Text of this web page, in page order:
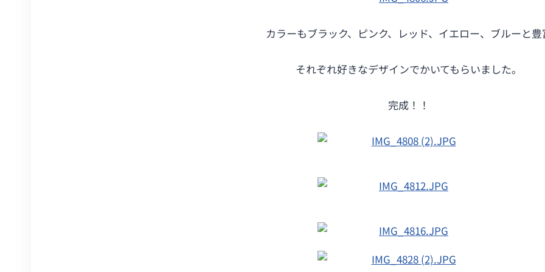
カラーもブラック、ピンク、レッド、イエロー、ブルーと豊
それぞれ好きなデザインでかいてもらいました。
完成！！